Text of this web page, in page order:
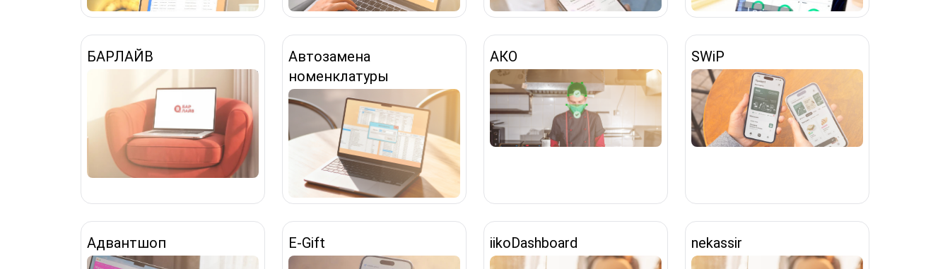
БАРЛАЙВ
Автозамена
номенклатуры
АКО SWiP
Адвантшоп E-Gift iikoDashboard nekassir